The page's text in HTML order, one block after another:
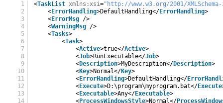
1
2
3
4
5
6
7
8
9
10
11
12
13
14
<TaskList xmlns:xsi=" http://www.w3.org/2001/
<ErrorHandling>DefaultHandling</ErrorHandling>
<ErrorMsg />
<WarningMsg />
<Tasks>
<Task>
<Active>true</Active>
<Job>RunExecutable</Job>
<Description>MyDescription</Description>
<Key>Normal</Key>
<ErrorHandling>DefaultHandling</
<Execute>D:\program\myprogram.bat</Execute
<Executable>Any</Executable>
<ProcessWindowsStyle>Normal</